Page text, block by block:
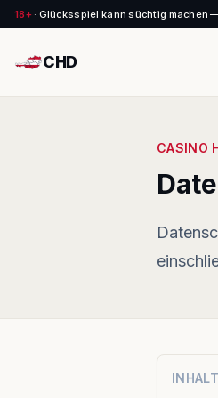
18+ · Glücksspiel kann süchtig machen
CHD
CASINO
INHALT